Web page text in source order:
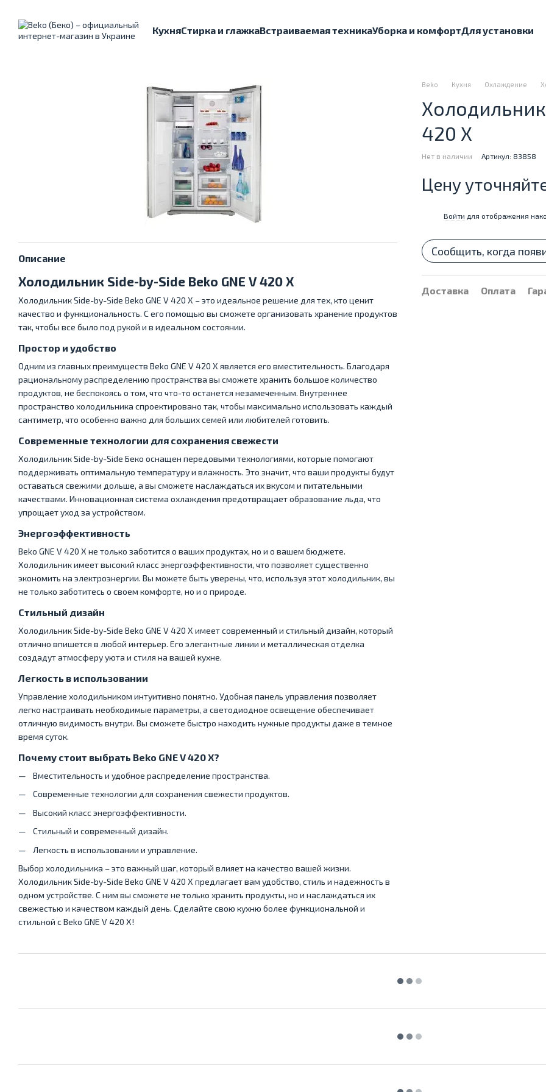
КухняСтирка и глажкаВстраиваемая техникаУборка и комфортДля установки
Описание
Холодильник Side-by-Side Beko GNE V 420 X
Холодильник Side-by-Side Beko GNE V 420 X – это идеальное решение для тех, кто ценит
качество и функциональность. С его помощью вы сможете организовать хранение продуктов
так, чтобы все было под рукой и в идеальном состоянии.
Простор и удобство
Одним из главных преимуществ Beko GNE V 420 X является его вместительность. Благодаря
рациональному распределению пространства вы сможете хранить большое количество
продуктов, не беспокоясь о том, что что-то останется незамеченным. Внутреннее
пространство холодильника спроектировано так, чтобы максимально использовать каждый
сантиметр, что особенно важно для больших семей или любителей готовить.
Современные технологии для сохранения свежести
Холодильник Side-by-Side Беко оснащен передовыми технологиями, которые помогают
поддерживать оптимальную температуру и влажность. Это значит, что ваши продукты будут
оставаться свежими дольше, а вы сможете наслаждаться их вкусом и питательными
качествами. Инновационная система охлаждения предотвращает образование льда, что
упрощает уход за устройством.
Энергоэффективность
Beko GNE V 420 X не только заботится о ваших продуктах, но и о вашем бюджете.
Холодильник имеет высокий класс энергоэффективности, что позволяет существенно
экономить на электроэнергии. Вы можете быть уверены, что, используя этот холодильник, вы
не только заботитесь о своем комфорте, но и о природе.
Стильный дизайн
Холодильник Side-by-Side Beko GNE V 420 X имеет современный и стильный дизайн, который
отлично впишется в любой интерьер. Его элегантные линии и металлическая отделка
создадут атмосферу уюта и стиля на вашей кухне.
Легкость в использовании
Управление холодильником интуитивно понятно. Удобная панель управления позволяет
легко настраивать необходимые параметры, а светодиодное освещение обеспечивает
отличную видимость внутри. Вы сможете быстро находить нужные продукты даже в темное
время суток.
Почему стоит выбрать Beko GNE V 420 X?
Вместительность и удобное распределение пространства.
Современные технологии для сохранения свежести продуктов.
Высокий класс энергоэффективности.
Стильный и современный дизайн.
Легкость в использовании и управление.
Выбор холодильника – это важный шаг, который влияет на качество вашей жизни.
Холодильник Side-by-Side Beko GNE V 420 X предлагает вам удобство, стиль и надежность в
одном устройстве. С ним вы сможете не только хранить продукты, но и наслаждаться их
свежестью и качеством каждый день. Сделайте свою кухню более функциональной и
стильной с Beko GNE V 420 X!
Beko Кухня Охлаждение
420 X
Нет в наличии Артикул: 83858
Цену
Войти для отображения
Сообщить, когда
Доставка Оплата